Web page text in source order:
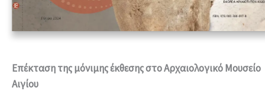
Eπέκταση της μόνιμης έκθεσης στο Αρχαιολογικό Μουσείο
Αιγίου